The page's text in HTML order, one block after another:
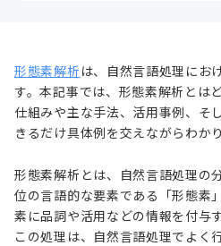
形態素解析は、自然言語処理にお
す。本記事では、形態素解析とは
仕組みや主な手法、活用事例、そ
きるだけ具体例を交えながらわか
形態素解析とは、自然言語処理の
位の言語的な要素である「形態素
素に品詞や活用などの情報を付与
この処理は、自然言語処理でよく